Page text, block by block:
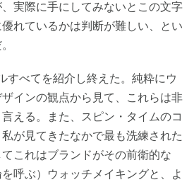
実際に手にしてみないとこの文字
れているかは判断が難しい、とい
べてを紹介し終えた。純粋にウ
インの観点から見て、これらは非
える。また、スピン・タイムのコ
が見てきたなかで最も洗練された
これはブランドがその前衛的な
を呼ぶ）ウォッチメイキングと、よ